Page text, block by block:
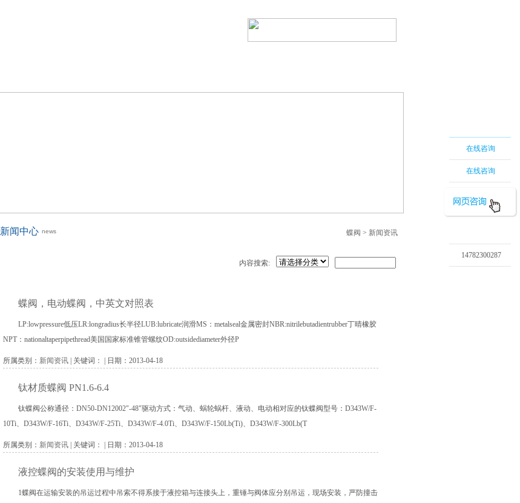
新闻中心 news 蝶阀 > 新闻资讯
内容搜索:
蝶阀，电动蝶阀，中英文对照表
LP:lowpressure低压LR:longradius长半径LUB:lubricate润滑MS：metalseal金属密封NBR:nitrilebutadientrubber丁晴橡胶
NPT：nationaltaperpipethread美国国家标准锥管螺纹OD:outsidediameter外径P
所属类别： 新闻资讯| 关键词： | 日期：2013-04-18
钛材质蝶阀 PN1.6-6.4
钛蝶阀公称通径：DN50-DN12002"-48"驱动方式：气动、蜗轮蜗杆、液动、电动相对应的钛蝶阀型号：D343W/F-
10Ti、D343W/F-16Ti、D343W/F-25Ti、D343W/F-4.0Ti、D343W/F-150Lb(Ti)、D343W/F-300Lb(T
所属类别： 新闻资讯| 关键词： | 日期：2013-04-18
液控蝶阀的安装使用与维护
1蝶阀在运输安装的吊运过程中吊索不得系接于液控箱与连接头上，重锤与阀体应分别吊运，现场安装，严防撞击
在线咨询
在线咨询
14782300287